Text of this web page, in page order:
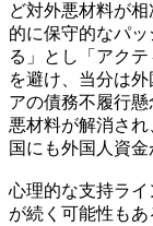
ど対外悪材料が
的に保守的なパ
る」とし「アク
を避け、当分は
アの債務不履行
悪材料が解消さ
国にも外国人資金
心理的な支持ラ
が続く可能性も